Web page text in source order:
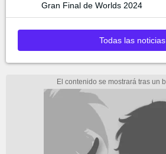
Gran Final de Worlds 2024
Todas las noticias